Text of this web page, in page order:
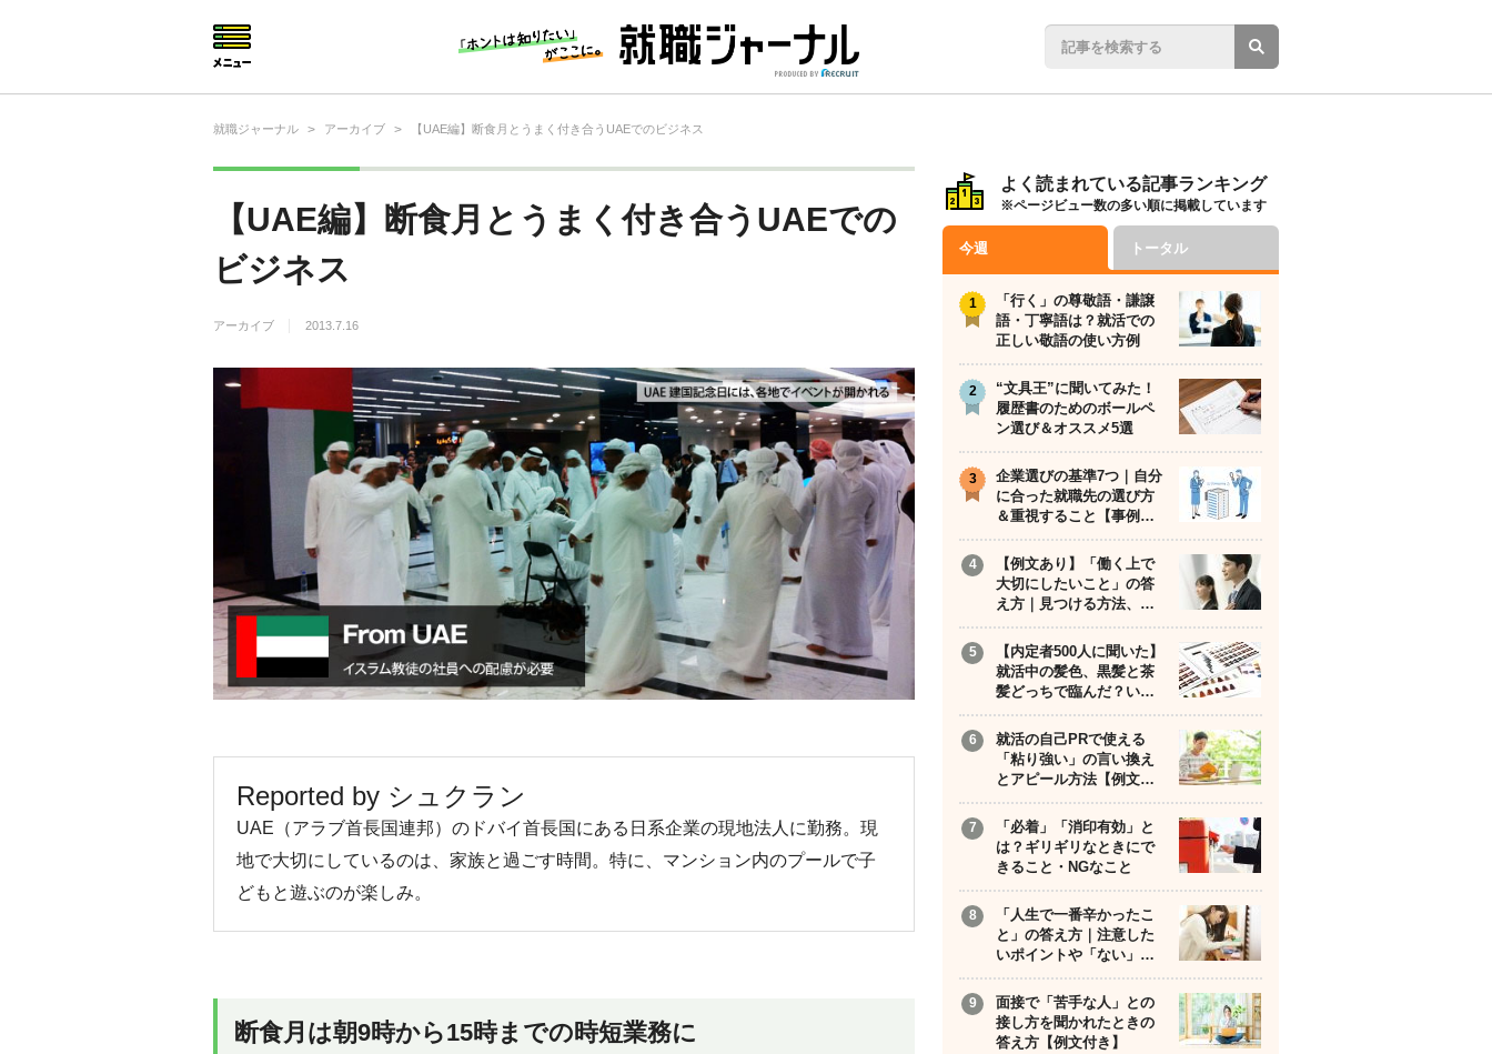
就職ジャーナル > アーカイブ > 【UAE編】断食月とうまく付き合うUAEでのビジネス
【UAE編】断食月とうまく付き合うUAEでの
ビジネス
アーカイブ 2013.7.16
Reported by シュクラン
UAE（アラブ首長国連邦）のドバイ首長国にある日系企業の現地法人に勤務。現
地で大切にしているのは、家族と過ごす時間。特に、マンション内のプールで子
どもと遊ぶのが楽しみ。
断食月は朝9時から15時までの時短業務に
よく読まれている記事ランキング
※ページビュー数の多い順に掲載しています
今週 トータル
「行く」の尊敬語・謙譲
語・丁寧語は？就活での
正しい敬語の使い方例
“文具王”に聞いてみた！
履歴書のためのボールペ
ン選び＆オススメ5選
企業選びの基準7つ｜自分
に合った就職先の選び方
＆重視すること【事例…
【例文あり】「働く上で
大切にしたいこと」の答
え方｜見つける方法、…
【内定者500人に聞いた】
就活中の髪色、黒髪と茶
髪どっちで臨んだ？い…
就活の自己PRで使える
「粘り強い」の言い換え
とアピール方法【例文…
「必着」「消印有効」と
は？ギリギリなときにで
きること・NGなこと
「人生で一番辛かったこ
と」の答え方｜注意した
いポイントや「ない」…
面接で「苦手な人」との
接し方を聞かれたときの
答え方【例文付き】
仕事の選び方・ヒント
仕事とは？